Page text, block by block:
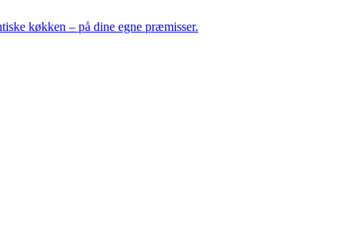
køkken – på dine egne præmisser.